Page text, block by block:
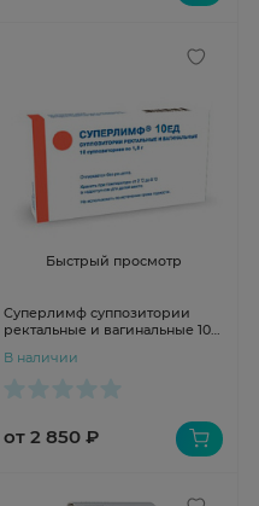
Быстрый просмотр
Суперлимф суппозитории
ректальные и вагинальные 10
В наличии
от 2 850 ₽